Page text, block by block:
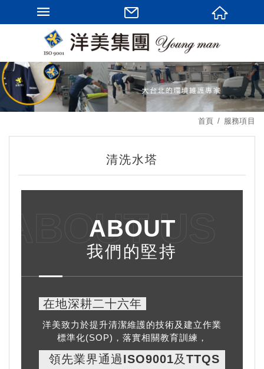
首頁 服務項目
清洗水塔
ABOUT
我們的堅持
ABOUT US
在地深耕二十六年
洋美致力於提升清潔維護的技術及建立作業
標準化(SOP)，落實相關教育訓練，
領先業界通過ISO9001及TTQS